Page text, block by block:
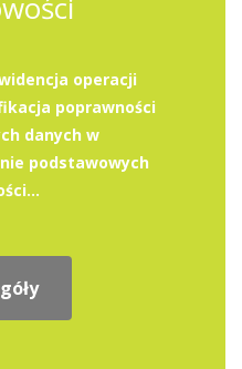
operacji
poprawności
danych w
podstawowych